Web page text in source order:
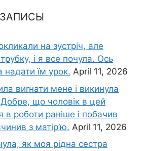
на зустріч, але
і я все почула. Ось
надати їм урок. April 11, 2026
виrнати мене і викинула
Добре, що чоловік в цей
в роботи раніше і побачив
з матір’ю. April 11, 2026
як моя рідна сестра